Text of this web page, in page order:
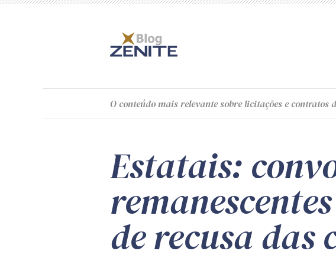
O conteúdomais relevante sobre licitações e contratos
Estatais:
de recusa das